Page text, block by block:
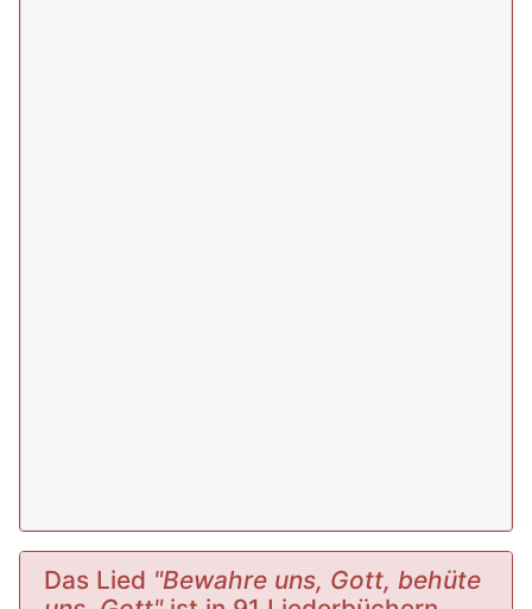
Das Lied "Bewahre uns, Gott, behüte